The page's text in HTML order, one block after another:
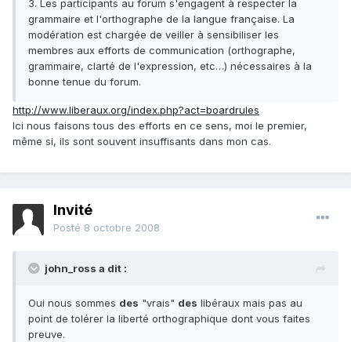
3. Les participants au forum s'engagent à respecter la
grammaire et l'orthographe de la langue française. La
modération est chargée de veiller à sensibiliser les
membres aux efforts de communication (orthographe,
grammaire, clarté de l'expression, etc…) nécessaires à la
bonne tenue du forum.
http://www.liberaux.org/index.php?act=boardrules
Ici nous faisons tous des efforts en ce sens, moi le premier,
même si, ils sont souvent insuffisants dans mon cas.
Invité
Posté 8 octobre 2008
john_ross a dit :
Oui nous sommes des "vrais" des libéraux mais pas au
point de tolérer la liberté orthographique dont vous faites
preuve.